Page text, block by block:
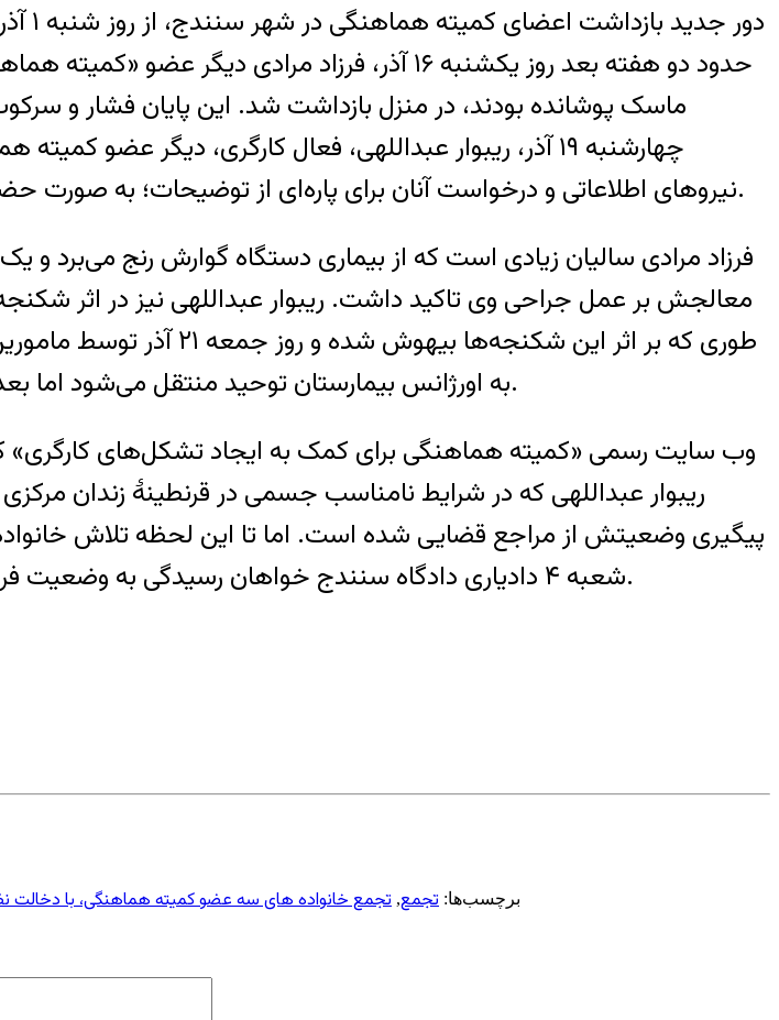
دور
حدود دو هفته بعد روز یکشنبه ۱۶ آذر، فرزاد
ماسک پوشانده بودند، در منزل بازداشت شد. این پایان فشار و
چهارشنبه ۱۹ آذر، ریبوار عبداللهی، فعال کارگری، دیگر
نیروهای اطلاعاتی و درخواست آنان برای پاره‌ای از توضیحات؛ به صورت حضوری به اداره اطلاعات شهر سنندج مراجعه، اما بلافاصله بازداشت شد.
فرزاد مرادی سالیان زیادی است که از بیماری دستگاه گوارش رنج
معالجش بر عمل جراحی وی تاکید داشت. ریبوار عبداللهی نیز در اثر
طوری که بر اثر این
به اورژانس بیمارستان توحید منتقل می‌شود اما بعد از مداوای اولیه در ساعت ۱۲ شب به زندان مرکزی سنندج منتقل شد.
وب سایت رسمی «کمیته هماهنگی برای کمک به ایجاد تشکل‌های کارگری»
ریبوار عبداللهی که در شرایط نامناسب جسمی در قرنطینهٔ زندان
پیگیری وضعیتش از مراجع قضایی شده است. اما تا این لحظه تلاش
شعبه ۴ دادیاری دادگاه سنندج خواهان رسیدگی به وضعیت فرزندشان شدند که با بی اعتنایی قاضی رستمی و دادستان مواجه شدند.
برچسب‌ها: تجمع, تجمع خانواده های سه عضو کمیته هماهنگی، با دخالت